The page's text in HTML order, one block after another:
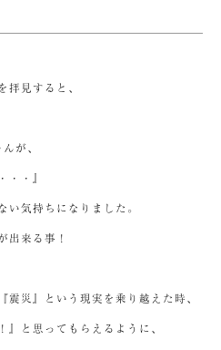
拝見すると、
が、
・・』
い気持ちになりました。
出来る事！
災』という現実を乗り越えた時、
』と思ってもらえるように、